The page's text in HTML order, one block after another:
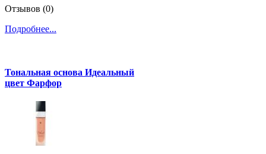
Отзывов (0)
Подробнее...
Тональная основа Идеальный
цвет Фарфор